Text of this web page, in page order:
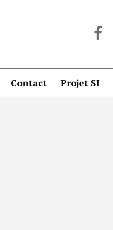
Contact Projet SI